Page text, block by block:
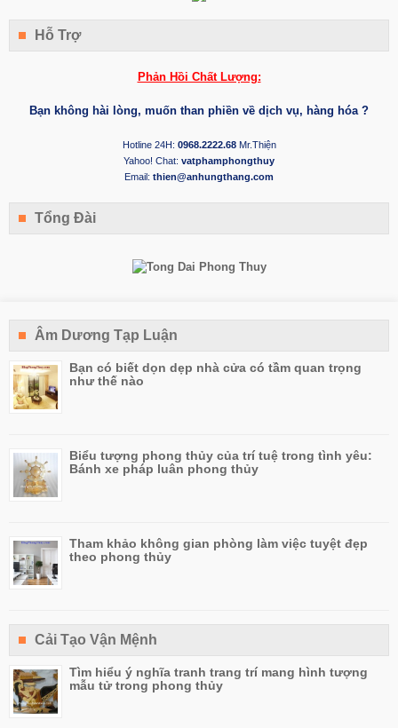
Hỗ Trợ
Phản Hồi Chất Lượng:
Bạn không hài lòng, muốn than phiền về dịch vụ, hàng hóa ?
Hotline 24H: 0968.2222.68Mr.Thiện
Yahoo! Chat: vatphamphongthuy
Email: thien@anhungthang.com
Tổng Đài
Âm Dương Tạp Luận
Bạn có biết dọn dẹp nhà cửa có tầm quan trọng
như thế nào
Biểu tượng phong thủy của trí tuệ trong tình yêu:
Bánh xe pháp luân phong thủy
Tham khảo không gian phòng làm việc tuyệt đẹp
theo phong thủy
Cải Tạo Vận Mệnh
Tìm hiểu ý nghĩa tranh trang trí mang hình tượng
mẫu tử trong phong thủy